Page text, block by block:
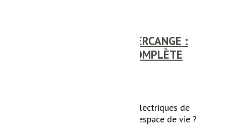
ÉLECTRICITÉ À MONDERCANGE :
UNE INSTALLATION COMPLÈTE
Vous cherchez des services électriques de
qualité pour illuminer votre espace de vie ?